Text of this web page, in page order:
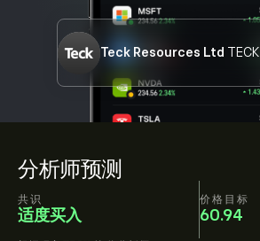
分析师预测
共识
适度买入
价格目标
60.94
Teck Resources Ltd TECK